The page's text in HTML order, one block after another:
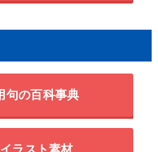
句の百科事典
ラスト素材